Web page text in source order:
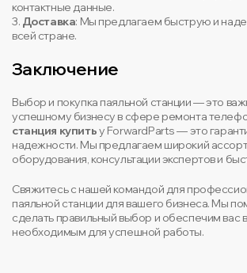
контактные данные.
3. Доставка: Мы предлагаем быструю и
всей стране.
Заключение
Выбор и покупка паяльной станции — это
успешному бизнесу в сфере ремонта
станция купитьу ForwardParts — это
надежности. Мы предлагаем широкий
оборудования, консультации экспертов и
Свяжитесь с нашей командой для
паяльной станции для вашего бизнеса. Мы
сделать правильный выбор и обеспечим вас
необходимым для успешной работы.